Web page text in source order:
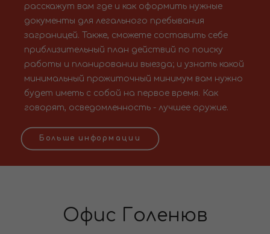
расскажут вам где и как оформить нужные
документы для легального пребывания
заграницей. Также, сможете составить себе
приблизительный план действий по поиску
работы и планировании выезда; и узнать какой
минимальный прожиточный минимум вам нужно
будет иметь с собой на первое время. Как
говорят, осведомленность - лучшее оружие.
Больше информации
Офис Голенюв